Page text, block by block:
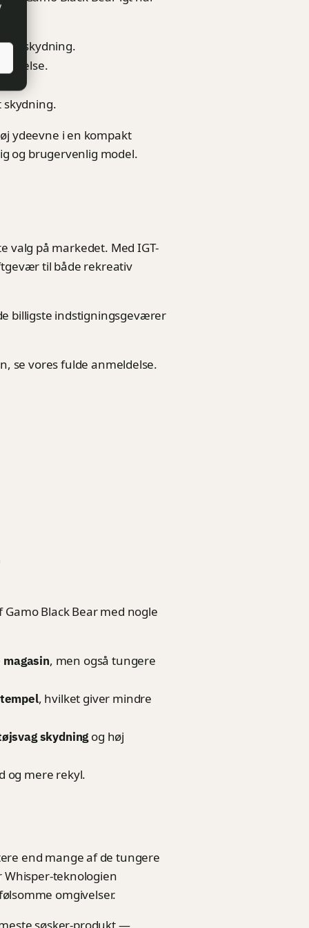
skydning.
skydning.
ydeevne i en kompakt
og brugervenlig model.
valg på markedet. Med IGT-
til både rekreativ
billigste indstigningsgeværer
se vores fulde anmeldelse.
Black Bear med nogle
, men også tungere
, hvilket giver mindre
skydningog høj
og mere rekyl.
end mange af de tungere
teknologien
omgivelser.
søsker-produkt —